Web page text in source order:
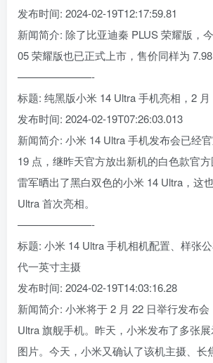
发布时间: 2024-02-19T12:17:59.81
新闻简介: 除了比亚迪秦 PLUS 荣耀版，
05 荣耀版也已正式上市，售价同样为 7.98
———————-
标题: 纯黑版小米 14 Ultra 手机亮相，2
发布时间: 2024-02-19T07:26:03.013
新闻简介: 小米 14 Ultra 手机发布会已经
19 点，继昨天官方放出新机的白色款官
雷军晒出了黑白双色的小米 14 Ultra，这
Ultra 首次亮相。
———————-
标题: 小米 14 Ultra 手机相机配置、样张
代一英寸主摄
发布时间: 2024-02-19T14:03:16.28
新闻简介: 小米将于 2 月 22 日举行发布
Ultra 旗舰手机。昨天，小米发布了多张
图片。今天，小米又确认了该机主摄、长